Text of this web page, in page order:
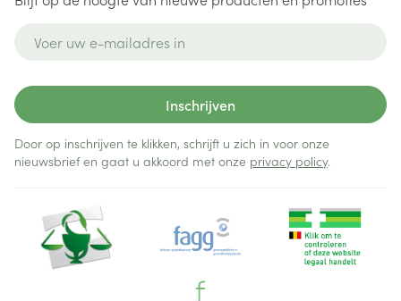
Inschrijven
Door op inschrijven te klikken, schrijft u zich in voor onze
nieuwsbrief en gaat u akkoord met onze privacy policy.